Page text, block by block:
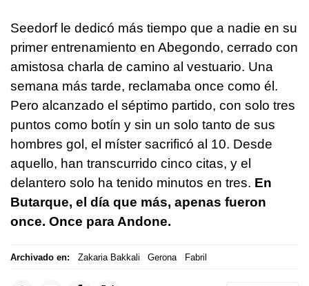
Seedorf le dedicó más tiempo que a nadie en su
primer entrenamiento en Abegondo, cerrado con
amistosa charla de camino al vestuario. Una
semana más tarde, reclamaba once como él.
Pero alcanzado el séptimo partido, con solo tres
puntos como botín y sin un solo tanto de sus
hombres gol, el míster sacrificó al 10. Desde
aquello, han transcurrido cinco citas, y el
delantero solo ha tenido minutos en tres. En
Butarque, el día que más, apenas fueron
once. Once para Andone.
Archivado en: Zakaria Bakkali Gerona Fabril